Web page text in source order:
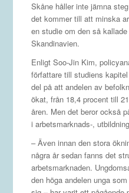
Skåne håller inte jämna
det kommer till att minska
en studie om den så
Skandinavien.
Enligt Soo-Jin Kim,
författare till studiens
del på att andelen av
ökat, från 18,4 procent till
åren. Men det beror också
i arbetsmarknads-,
– Även innan den stora
några år sedan fanns det
arbetsmarknaden.
den höga andelen unga